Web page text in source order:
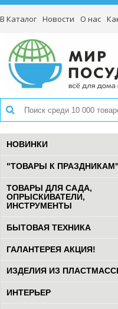
В Каталог Новости О нас
НОВИНКИ
"ТОВАРЫ К ПРАЗДНИКАМ"
ТОВАРЫ ДЛЯ САДА,
ОПРЫСКИВАТЕЛИ,
ИНСТРУМЕНТЫ
БЫТОВАЯ ТЕХНИКА
ГАЛАНТЕРЕЯ АКЦИЯ!
ИЗДЕЛИЯ ИЗ
ИНТЕРЬЕР